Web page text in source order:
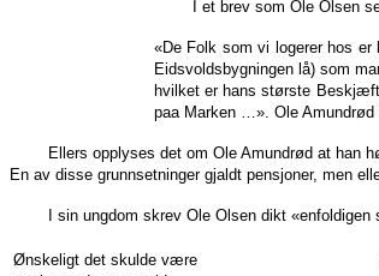
I et brev som Ole Olsen
«De Folk som vi logerer hos
Eidsvoldsbygningen lå) som
hvilket er hans største
paa Marken …». Ole Amundrød
Ellers opplyses det om Ole Amundrød at han
En av disse grunnsetninger gjaldt pensjoner, men
I sin ungdom skrev Ole Olsen dikt «enfoldigen
Ønskeligt det skulde være